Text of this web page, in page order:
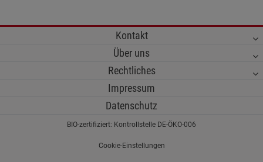
Kontakt
Über uns
Rechtliches
Impressum
Datenschutz
BIO-zertifiziert: Kontrollstelle DE-ÖKO-006
Cookie-Einstellungen